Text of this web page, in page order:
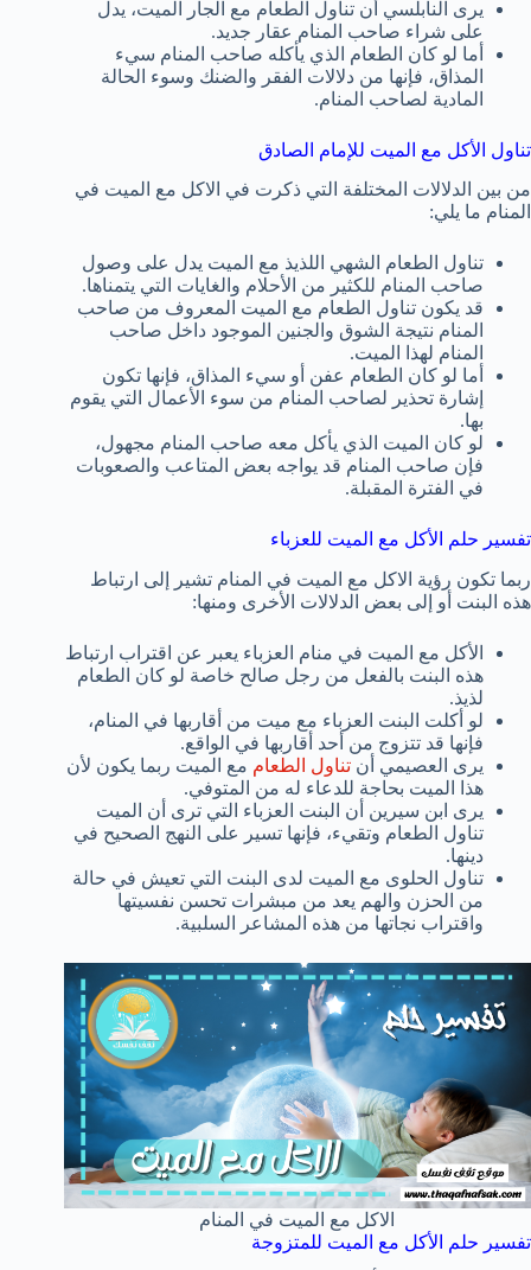
يرى النابلسي أن تناول الطعام مع الجار الميت، يدل
على شراء صاحب المنام عقار جديد.
أما لو كان الطعام الذي يأكله صاحب المنام سيء
المذاق، فإنها من دلالات الفقر والضنك وسوء الحالة
المادية لصاحب المنام.
تناول الأكل مع الميت للإمام الصادق
من بين الدلالات المختلفة التي ذكرت في الاكل مع الميت في
المنام ما يلي:
تناول الطعام الشهي اللذيذ مع الميت يدل على وصول
صاحب المنام للكثير من الأحلام والغايات التي يتمناها.
قد يكون تناول الطعام مع الميت المعروف من صاحب
المنام نتيجة الشوق والجنين الموجود داخل صاحب
المنام لهذا الميت.
أما لو كان الطعام عفن أو سيء المذاق، فإنها تكون
إشارة تحذير لصاحب المنام من سوء الأعمال التي يقوم
بها.
لو كان الميت الذي يأكل معه صاحب المنام مجهول،
فإن صاحب المنام قد يواجه بعض المتاعب والصعوبات
في الفترة المقبلة.
تفسير حلم الأكل مع الميت للعزباء
ربما تكون رؤية الاكل مع الميت في المنام تشير إلى ارتباط
هذه البنت أو إلى بعض الدلالات الأخرى ومنها:
الأكل مع الميت في منام العزباء يعبر عن اقتراب ارتباط
هذه البنت بالفعل من رجل صالح خاصة لو كان الطعام
لذيذ.
لو أكلت البنت العزباء مع ميت من أقاربها في المنام،
فإنها قد تتزوج من أحد أقاربها في الواقع.
يرى العصيمي أن تناول الطعام مع الميت ربما يكون لأن
هذا الميت بحاجة للدعاء له من المتوفي.
يرى ابن سيرين أن البنت العزباء التي ترى أن الميت
تناول الطعام وتقيء، فإنها تسير على النهج الصحيح في
دينها.
تناول الحلوى مع الميت لدى البنت التي تعيش في حالة
من الحزن والهم يعد من مبشرات تحسن نفسيتها
واقتراب نجاتها من هذه المشاعر السلبية.
الاكل مع الميت في المنام
تفسير حلم الأكل مع الميت للمتزوجة